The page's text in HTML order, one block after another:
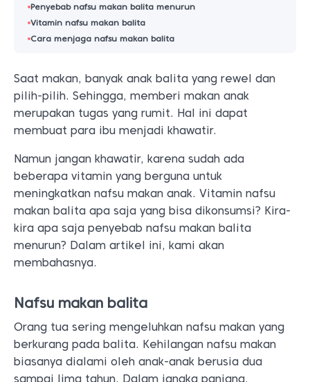
Penyebab nafsu makan balita menurun
Vitamin nafsu makan balita
Cara menjaga nafsu makan balita
Saat makan, banyak anak balita yang rewel dan
pilih-pilih. Sehingga, memberi makan anak
merupakan tugas yang rumit. Hal ini dapat
membuat para ibu menjadi khawatir.
Namun jangan khawatir, karena sudah ada
beberapa vitamin yang berguna untuk
meningkatkan nafsu makan anak. Vitamin nafsu
makan balita apa saja yang bisa dikonsumsi? Kira-
kira apa saja penyebab nafsu makan balita
menurun? Dalam artikel ini, kami akan
membahasnya.
Nafsu makan balita
Orang tua sering mengeluhkan nafsu makan yang
berkurang pada balita. Kehilangan nafsu makan
biasanya dialami oleh anak-anak berusia dua
sampai lima tahun. Dalam jangka panjang,